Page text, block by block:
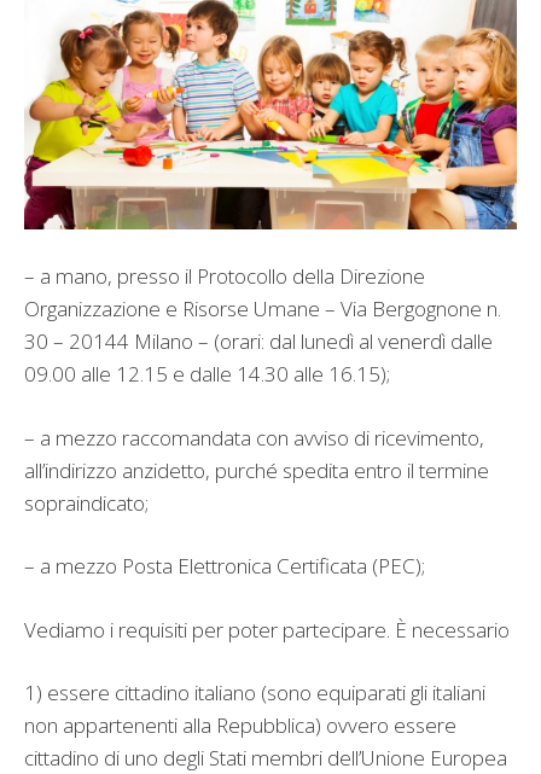
– a mano, presso il Protocollo della Direzione
Organizzazione e Risorse Umane – Via Bergognone n.
30 – 20144 Milano – (orari: dal lunedì al venerdì dalle
09.00 alle 12.15 e dalle 14.30 alle 16.15);
– a mezzo raccomandata con avviso di ricevimento,
all’indirizzo anzidetto, purché spedita entro il termine
sopraindicato;
– a mezzo Posta Elettronica Certificata (PEC);
Vediamo i requisiti per poter partecipare. È necessario
1) essere cittadino italiano (sono equiparati gli italiani
non appartenenti alla Repubblica) ovvero essere
cittadino di uno degli Stati membri dell’Unione Europea